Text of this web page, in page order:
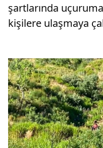
şartlarında
kişilere ulaşmaya